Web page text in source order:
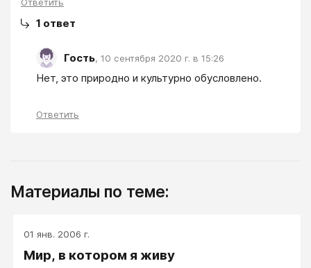
Ответить
1 ответ
Гость, 10 сентября 2020 г. в 15:26
Нет, это природно и культурно обусловлено.
Ответить
Материалы по теме:
01 янв. 2006 г.
Мир, в котором я живу